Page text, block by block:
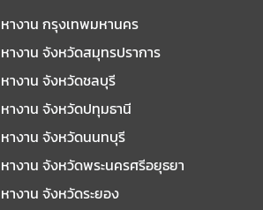
หางาน กรุงเทพมหานคร
หางาน จังหวัดสมุทรปราการ
หางาน จังหวัดชลบุรี
หางาน จังหวัดปทุมธานี
หางาน จังหวัดนนทบุรี
หางาน จังหวัดพระนครศรีอยุธยา
หางาน จังหวัดระยอง